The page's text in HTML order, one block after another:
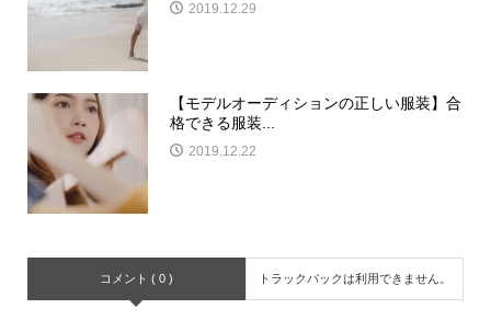
2019.12.29
【モデルオーディションの正しい服装】合
格できる服装...
2019.12.22
コメント ( 0 ) トラックバックは利用できません。